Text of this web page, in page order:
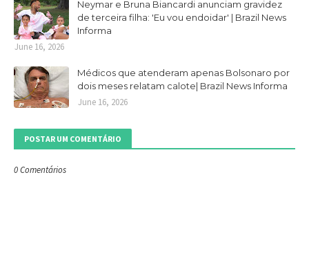
Neymar e Bruna Biancardi anunciam gravidez
de terceira filha: 'Eu vou endoidar' | Brazil News
Informa
June 16, 2026
Médicos que atenderam apenas Bolsonaro por
dois meses relatam calote| Brazil News Informa
June 16, 2026
POSTAR UM COMENTÁRIO
0 Comentários